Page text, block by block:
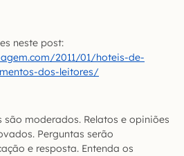
neste post:
2011/01/hoteis-de-
dos-leitores/
são moderados. Relatos e opiniões
Perguntas serão
e resposta. Entenda os